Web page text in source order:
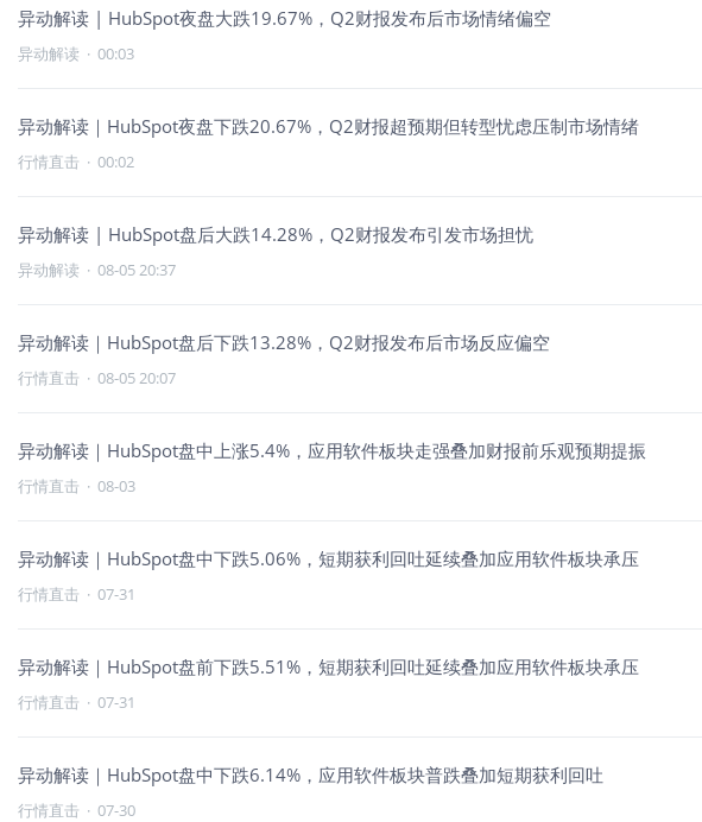
异动解读 | HubSpot夜盘大跌19.67%，Q2财报发布后市场情绪偏空
异动解读 · 00:03
异动解读｜HubSpot夜盘下跌20.67%，Q2财报超预期但转型忧虑压制市场情绪
行情直击 · 00:02
异动解读 | HubSpot盘后大跌14.28%，Q2财报发布引发市场担忧
异动解读 · 08-05 20:37
异动解读｜HubSpot盘后下跌13.28%，Q2财报发布后市场反应偏空
行情直击 · 08-05 20:07
异动解读｜HubSpot盘中上涨5.4%，应用软件板块走强叠加财报前乐观预期提振
行情直击 · 08-03
异动解读｜HubSpot盘中下跌5.06%，短期获利回吐延续叠加应用软件板块承压
行情直击 · 07-31
异动解读｜HubSpot盘前下跌5.51%，短期获利回吐延续叠加应用软件板块承压
行情直击 · 07-31
异动解读｜HubSpot盘中下跌6.14%，应用软件板块普跌叠加短期获利回吐
行情直击 · 07-30